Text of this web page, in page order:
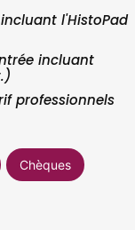
l'HistoPad
incluant
professionnels
Chèques